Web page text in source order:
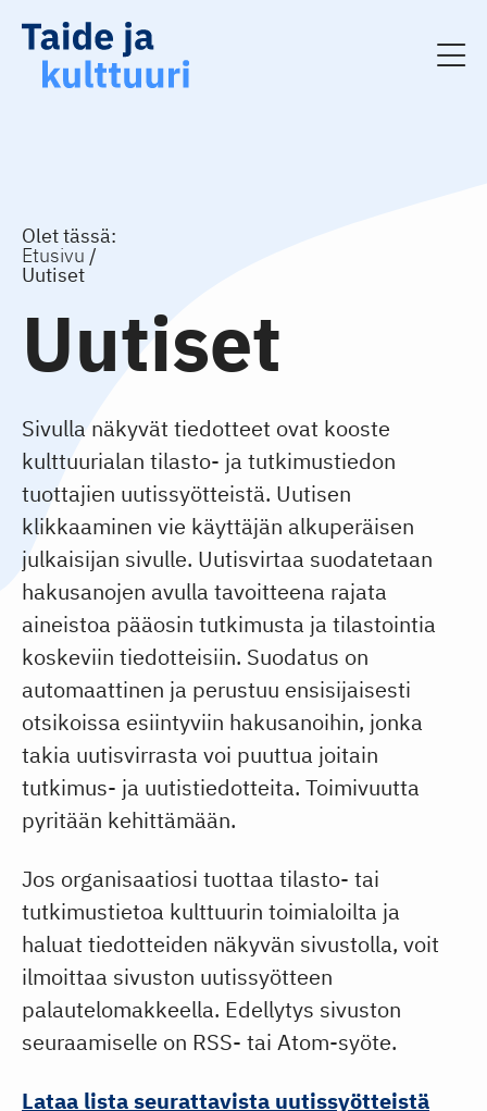
Olet tässä:
Etusivu
Uutiset
Uutiset
Sivulla näkyvät tiedotteet ovat kooste
kulttuurialan tilasto- ja tutkimustiedon
tuottajien uutissyötteistä. Uutisen
klikkaaminen vie käyttäjän alkuperäisen
julkaisijan sivulle. Uutisvirtaa suodatetaan
hakusanojen avulla tavoitteena rajata
aineistoa pääosin tutkimusta ja tilastointia
koskeviin tiedotteisiin. Suodatus on
automaattinen ja perustuu ensisijaisesti
otsikoissa esiintyviin hakusanoihin, jonka
takia uutisvirrasta voi puuttua joitain
tutkimus- ja uutistiedotteita. Toimivuutta
pyritään kehittämään.
Jos organisaatiosi tuottaa tilasto- tai
tutkimustietoa kulttuurin toimialoilta ja
haluat tiedotteiden näkyvän sivustolla, voit
ilmoittaa sivuston uutissyötteen
palautelomakkeella. Edellytys sivuston
seuraamiselle on RSS- tai Atom-syöte.
Lataa lista seurattavista uutissyötteistä